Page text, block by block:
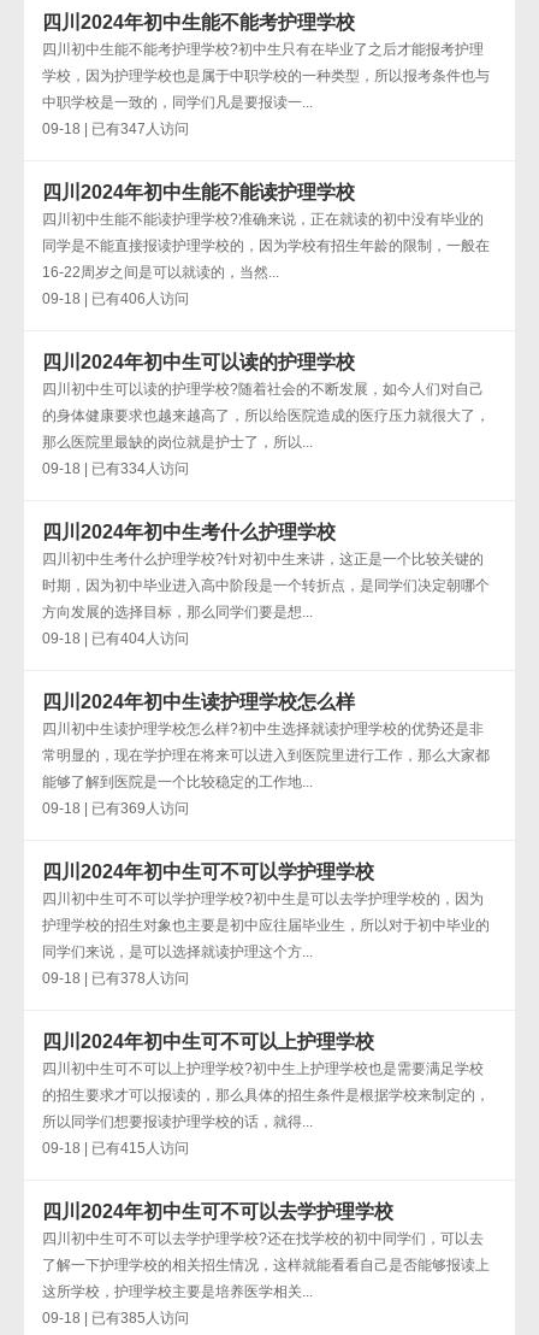
四川2024年初中生能不能考护理学校
四川初中生能不能考护理学校?初中生只有在毕业了之后才能报考护理
学校，因为护理学校也是属于中职学校的一种类型，所以报考条件也与
中职学校是一致的，同学们凡是要报读一...
09-18 | 已有347人访问
四川2024年初中生能不能读护理学校
四川初中生能不能读护理学校?准确来说，正在就读的初中没有毕业的
同学是不能直接报读护理学校的，因为学校有招生年龄的限制，一般在
16-22周岁之间是可以就读的，当然...
09-18 | 已有406人访问
四川2024年初中生可以读的护理学校
四川初中生可以读的护理学校?随着社会的不断发展，如今人们对自己
的身体健康要求也越来越高了，所以给医院造成的医疗压力就很大了，
那么医院里最缺的岗位就是护士了，所以...
09-18 | 已有334人访问
四川2024年初中生考什么护理学校
四川初中生考什么护理学校?针对初中生来讲，这正是一个比较关键的
时期，因为初中毕业进入高中阶段是一个转折点，是同学们决定朝哪个
方向发展的选择目标，那么同学们要是想...
09-18 | 已有404人访问
四川2024年初中生读护理学校怎么样
四川初中生读护理学校怎么样?初中生选择就读护理学校的优势还是非
常明显的，现在学护理在将来可以进入到医院里进行工作，那么大家都
能够了解到医院是一个比较稳定的工作地...
09-18 | 已有369人访问
四川2024年初中生可不可以学护理学校
四川初中生可不可以学护理学校?初中生是可以去学护理学校的，因为
护理学校的招生对象也主要是初中应往届毕业生，所以对于初中毕业的
同学们来说，是可以选择就读护理这个方...
09-18 | 已有378人访问
四川2024年初中生可不可以上护理学校
四川初中生可不可以上护理学校?初中生上护理学校也是需要满足学校
的招生要求才可以报读的，那么具体的招生条件是根据学校来制定的，
所以同学们想要报读护理学校的话，就得...
09-18 | 已有415人访问
四川2024年初中生可不可以去学护理学校
四川初中生可不可以去学护理学校?还在找学校的初中同学们，可以去
了解一下护理学校的相关招生情况，这样就能看看自己是否能够报读上
这所学校，护理学校主要是培养医学相关...
09-18 | 已有385人访问